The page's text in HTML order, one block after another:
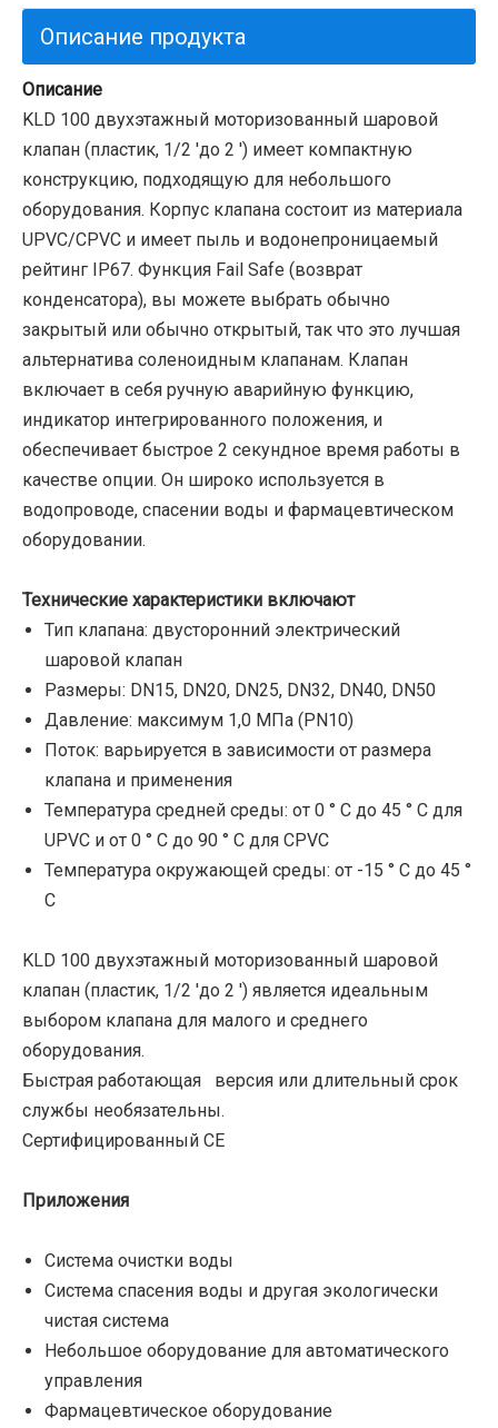
Описание продукта
Описание
KLD 100 двухэтажный моторизованный шаровой
клапан (пластик, 1/2 'до 2 ') имеет компактную
конструкцию, подходящую для небольшого
оборудования. Корпус клапана состоит из материала
UPVC/CPVC и имеет пыль и водонепроницаемый
рейтинг IP67. Функция Fail Safe (возврат
конденсатора), вы можете выбрать обычно
закрытый или обычно открытый, так что это лучшая
альтернатива соленоидным клапанам. Клапан
включает в себя ручную аварийную функцию,
индикатор интегрированного положения, и
обеспечивает быстрое 2 секундное время работы в
качестве опции. Он широко используется в
водопроводе, спасении воды и фармацевтическом
оборудовании.
Технические характеристики включают
Тип клапана: двусторонний электрический
шаровой клапан
Размеры: DN15, DN20, DN25, DN32, DN40, DN50
Давление: максимум 1,0 МПа (PN10)
Поток: варьируется в зависимости от размера
клапана и применения
Температура средней среды: от 0 ° C до 45 ° C для
UPVC и от 0 ° C до 90 ° C для CPVC
Температура окружающей среды: от -15 ° C до 45 °
C
KLD 100 двухэтажный моторизованный шаровой
клапан (пластик, 1/2 'до 2 ') является идеальным
выбором клапана для малого и среднего
оборудования.
Быстрая работающая версия или длительный срок
службы необязательны.
Сертифицированный CE
Приложения
Система очистки воды
Система спасения воды и другая экологически
чистая система
Небольшое оборудование для автоматического
управления
Фармацевтическое оборудование